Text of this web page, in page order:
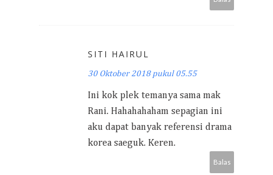
SITI HAIRUL
30 Oktober 2018 pukul 05.55
Ini kok plek temanya sama mak
Rani. Hahahahaham sepagian ini
aku dapat banyak referensi drama
korea saeguk. Keren.
Balas